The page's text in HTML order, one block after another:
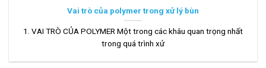
Vai trò của polymer trong xử lý bùn
1. VAI TRÒ CỦA POLYMER Một trong các khâu quan trọng nhất
trong quá trình xử